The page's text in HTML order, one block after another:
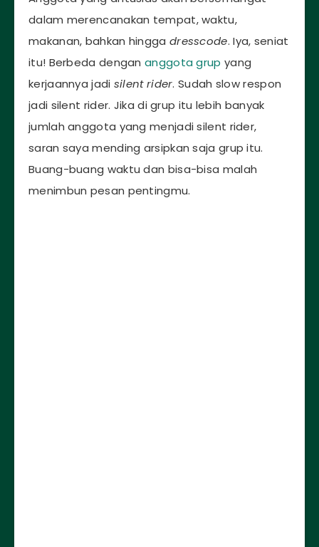
dalam merencanakan tempat, waktu,
makanan, bahkan hingga dresscode. Iya, seniat
itu! Berbeda dengananggota grup yang
kerjaannya jadi silent rider. Sudah slow respon
jadi silent rider. Jika di grup itu lebih banyak
jumlah anggota yang menjadi silent rider,
saran saya mending arsipkan saja grup itu.
Buang-buang waktu dan bisa-bisa malah
menimbun pesan pentingmu.